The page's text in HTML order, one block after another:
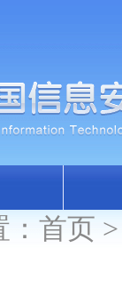
首页 >